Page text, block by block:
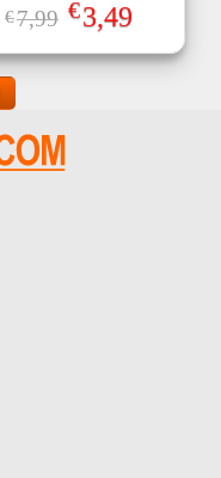
€7,99 Oorspronkelijke
prijs
€7,99.
€3,49Huidige
prijs
€3,49.